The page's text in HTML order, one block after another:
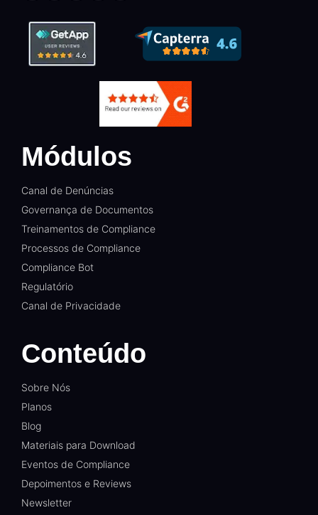
Módulos
Canal de Denúncias
Governança de Documentos
Treinamentos de Compliance
Processos de Compliance
Compliance Bot
Regulatório
Canal de Privacidade
Conteúdo
Sobre Nós
Planos
Blog
Materiais para Download
Eventos de Compliance
Depoimentos e Reviews
Newsletter